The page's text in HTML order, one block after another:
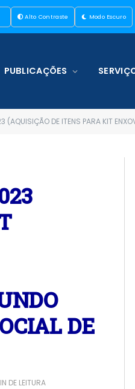
Alto Contraste Modo Escuro
PUBLICAÇÕES
KIT ENXOVAL PARA ATENDER AS PARTICIPANTES DO
DE
DE LEITURA